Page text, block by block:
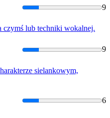
9
lub techniki wokalnej.
9
sielankowym,
6